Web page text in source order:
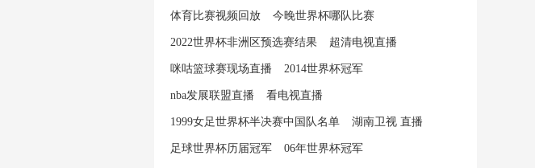
体育比赛视频回放 今晚世界杯哪队比赛
2022世界杯非洲区预选赛结果 超清电视直播
咪咕篮球赛现场直播 2014世界杯冠军
nba发展联盟直播 看电视直播
1999女足世界杯半决赛中国队名单 湖南卫视 直播
足球世界杯历届冠军 06年世界杯冠军